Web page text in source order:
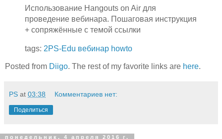
Использование Hangouts on Air для
проведение вебинара. Пошаговая инструкция
+ сопряжённые с темой ссылки
tags: 2PS-Edu вебинар howto
Posted from Diigo. The rest of my favorite links are here.
PS at 03:38 Комментариев нет:
Поделиться
понедельник, 4 апреля 2016 г.